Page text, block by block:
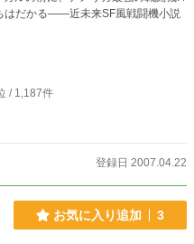
はだかる――近未来SF風戦闘機小説
/ 1,187件
登録日 2007.04.22
お気に入り追加 3